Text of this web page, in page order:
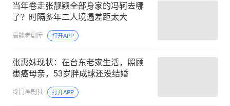
当年卷走张靓颖全部身家的冯轲去哪
了？时隔多年二人境遇差距太大
高能老剧库 打开APP
张惠妹现状：在台东老家生活，照顾
患癌母亲，53岁胖成球还没结婚
冷门神剧社 打开APP